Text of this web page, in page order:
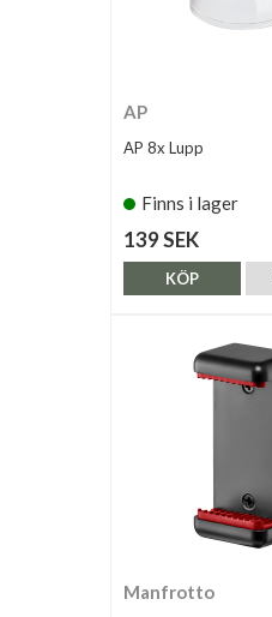
AP
AP 8x Lupp
Finns i lager
139 SEK
KÖP
Manfrotto